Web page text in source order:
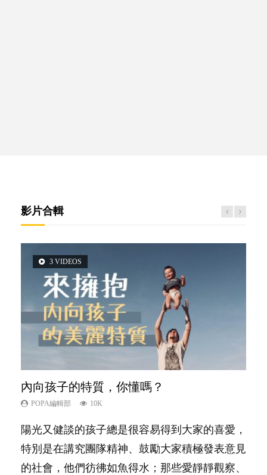
影片合輯
3 VIDEOS
內向孩子的特質，你懂嗎？
POPA編輯部 10K
陽光又健談的孩子總是很容易得到大家的喜愛，
特別是在講究團隊精神、鼓勵大家積極發表意見
的社會，他們彷彿如魚得水；那些愛靜靜觀察、
2 VIDEOS
想孩子學好外語，點做好？
POPA編輯部 9.9K
有人話學多種語言越早開始越好，有人卻說一時
間太多語言，會令孩子感到混淆，到底誰是誰
非？聽聽專家怎樣說，解開語言學習的迷思～...
5 VIDEOS
夫妻必看！經營婚姻，沒捷徑
POPA編輯部 22.9K
你是不是也曾經以為只要跟相愛的人結婚，就自
然能走到白頭，但生了孩子卻發現事情不如你所
料？ 經營婚姻，不如我們想像的簡單，卻也不
6 VIDEOS
孩子能力天注定？
POPA編輯部 7.9K
很多父母都希望孩子係個「叻仔叻女」，學業別
太差，日常自理井井有條。這樣的孩子是萬中無
一，還是魚與熊掌，不能兼得？...
6 VIDEOS
愛孩子也別忘了愛自己，父母如何關顧自
己的身心靈？
照顧孩子衣食住行、陪同兒女應對功課測驗，還
要陪玩製造親子時間，尚要處理家中雜項要